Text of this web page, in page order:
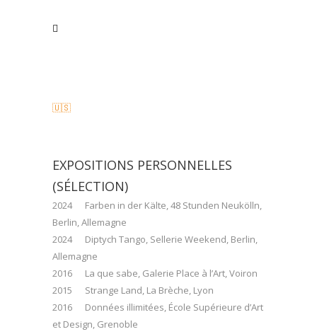
🇺🇸
EXPOSITIONS PERSONNELLES
(SÉLECTION)
2024 Farben in der Kälte, 48 Stunden Neukölln,
Berlin, Allemagne
2024 Diptych Tango, Sellerie Weekend, Berlin,
Allemagne
2016 La que sabe, Galerie Place à l’Art, Voiron
2015 Strange Land, La Brèche, Lyon
2016 Données illimitées, École Supérieure d’Art
et Design, Grenoble